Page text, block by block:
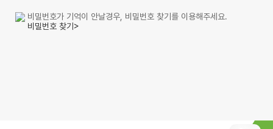
비밀번호가 기억이 안날경우, 비밀번호 찾기를 이용해주세요.
비밀번호 찾기>